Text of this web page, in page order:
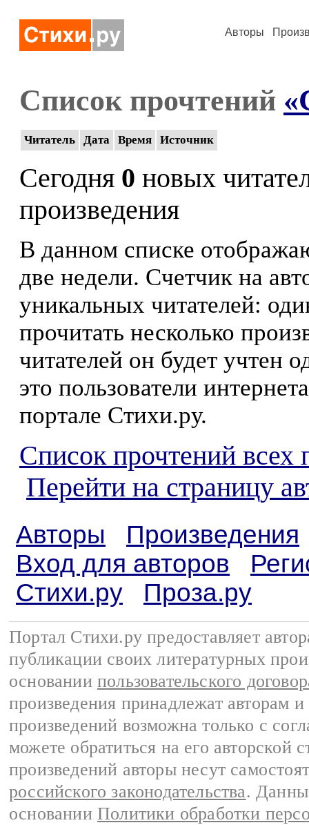
Авторы
Список прочтений
Читатель Дата Время Источник
Сегодня 0 новых
произведения
В данном списке
две недели. Счетчик на
уникальных читателей:
прочитать несколько
читателей он будет учтен
это пользователи
портале Стихи.ру.
Список прочтений всех
Перейти на страницу
Авторы
Произведения
Вход для авторов
Стихи.ру
Проза.ру
Портал Стихи.ру предоставляет
публикации своих литературных
основании пользовательского
произведения принадлежат авторам
произведений возможна только с
можете обратиться на его авторской
произведений авторы несут
российского законодательства.
основании Политики обработки